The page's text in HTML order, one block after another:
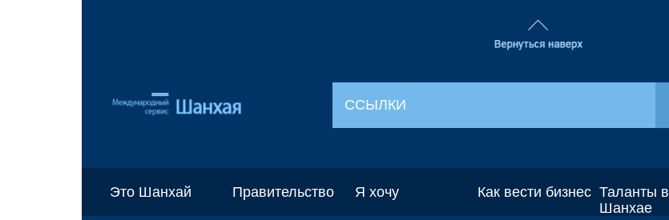
ССЫЛКИ
Это Шанхай Правительство Я хочу Как вести бизнес Таланты в
Шанхае